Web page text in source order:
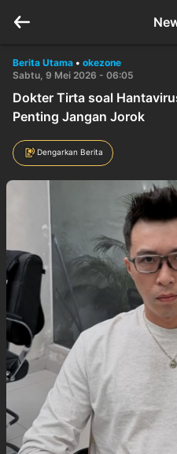
Berita Utama • okezone
Sabtu, 9 Mei 2026 - 06:05
Dokter Tirta soal
Penting Jangan Jorok
Dengarkan Berita